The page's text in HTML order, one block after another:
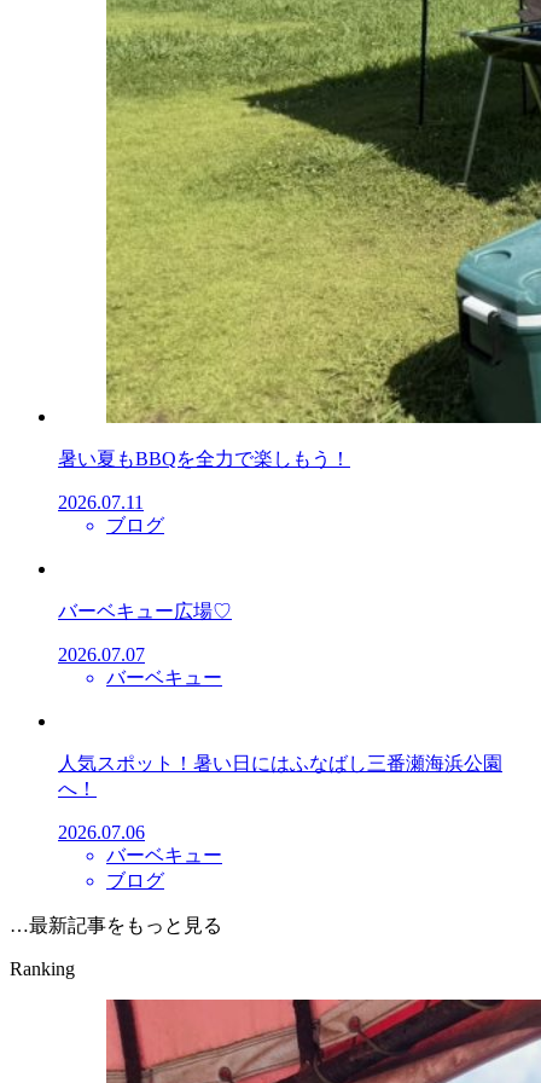
暑い夏もBBQを全力で楽しもう！
2026.07.11
ブログ
バーベキュー広場♡
2026.07.07
バーベキュー
人気スポット！暑い日にはふなばし三番瀬海浜公園
へ！
2026.07.06
バーベキュー
ブログ
…最新記事をもっと見る
Ranking